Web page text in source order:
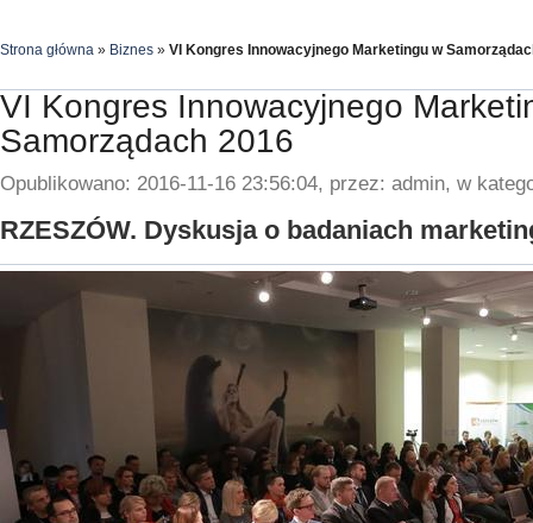
Strona główna » Biznes » VI Kongres Innowacyjnego Marketingu w
VI Kongres Innowacyjnego
Samorządach 2016
Opublikowano: 2016-11-16 23:56:04, przez: admin, w
RZESZÓW. Dyskusja o badaniach